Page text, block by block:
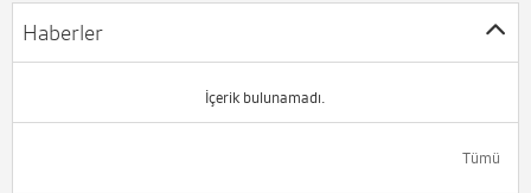
Haberler
İçerik bulunamadı.
Tümü